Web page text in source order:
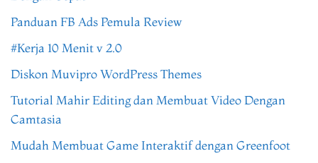
Panduan FB Ads Pemula Review
#Kerja 10 Menit v 2.0
Diskon Muvipro WordPress Themes
Tutorial Mahir Editing dan Membuat Video Dengan
Camtasia
Mudah Membuat Game Interaktif dengan Greenfoot